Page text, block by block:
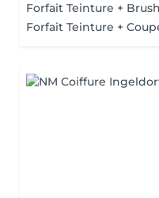
Forfait Teinture +
Forfait Teinture +